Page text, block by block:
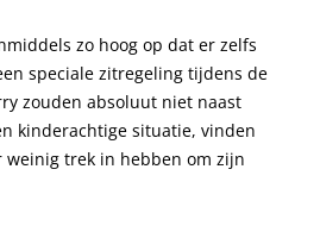
zo hoog op dat er zelfs
speciale zitregeling tijdens de
zouden absoluut niet naast
kinderachtige situatie, vinden
weinig trek in hebben om zijn